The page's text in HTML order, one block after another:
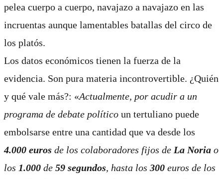
pelea cuerpo a cuerpo, navajazo a navajazo en las
incruentas aunque lamentables batallas del circo de
los platós.
Los datos económicos tienen la fuerza de la
evidencia. Son pura materia incontrovertible. ¿Quién
y qué vale más?: «Actualmente, por acudir a un
programa de debate político un tertuliano puede
embolsarse entre una cantidad que va desde los
4.000 euros de los colaboradores fijos de La Noria o
los 1.000 de 59 segundos, hasta los 300 euros de los